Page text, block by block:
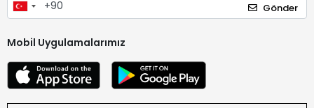
Gönder
Mobil Uygulamalarımız